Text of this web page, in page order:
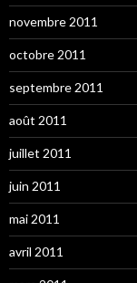
novembre 2011
octobre 2011
septembre 2011
août 2011
juillet 2011
juin 2011
mai 2011
avril 2011